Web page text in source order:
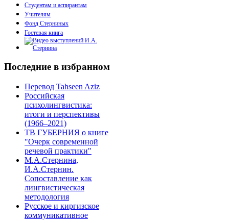
Студентам и аспирантам
Учителям
Фонд Стерниных
Гостевая книга
Последние в избранном
Перевод Tahseen Aziz
Российская
психолингвистика:
итоги и перспективы
(1966–2021)
ТВ ГУБЕРНИЯ о книге
"Очерк современной
речевой практики"
М.А.Стернина,
И.А.Стернин.
Сопоставление как
лингвистическая
методология
Русское и киргизское
коммуникативное